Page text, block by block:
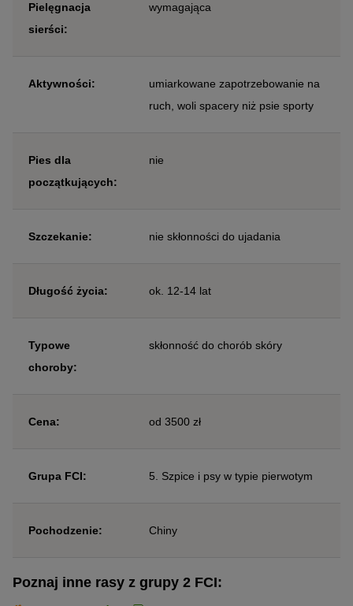
Pielęgnacja
sierści:
wymagająca
Aktywności:
umiarkowane zapotrzebowanie na
ruch, woli spacery niż psie sporty
Pies dla
początkujących:
nie
Szczekanie: nie skłonności do ujadania
Długość życia: ok. 12-14 lat
Typowe
choroby:
skłonność do chorób skóry
Cena: od 3500 zł
Grupa FCI: 5. Szpice i psy w typie pierwotym
Pochodzenie: Chiny
Poznaj inne rasy z grupy 2 FCI: